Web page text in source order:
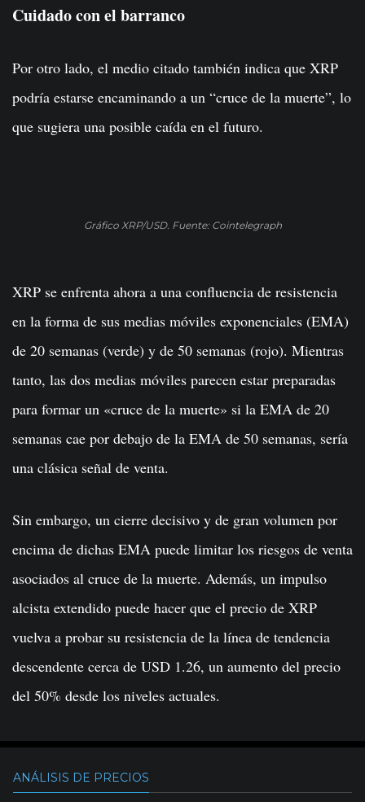
Cuidado con el barranco
Por otro lado, el medio citado también indica que XRP
podría estarse encaminando a un “cruce de la muerte”, lo
que sugiera una posible caída en el futuro.
Gráfico XRP/USD. Fuente: Cointelegraph
XRP se enfrenta ahora a una confluencia de resistencia
en la forma de sus medias móviles exponenciales (EMA)
de 20 semanas (verde) y de 50 semanas (rojo). Mientras
tanto, las dos medias móviles parecen estar preparadas
para formar un «cruce de la muerte» si la EMA de 20
semanas cae por debajo de la EMA de 50 semanas, sería
una clásica señal de venta.
Sin embargo, un cierre decisivo y de gran volumen por
encima de dichas EMA puede limitar los riesgos de venta
asociados al cruce de la muerte. Además, un impulso
alcista extendido puede hacer que el precio de XRP
vuelva a probar su resistencia de la línea de tendencia
descendente cerca de USD 1.26, un aumento del precio
del 50% desde los niveles actuales.
ANÁLISIS DE PRECIOS